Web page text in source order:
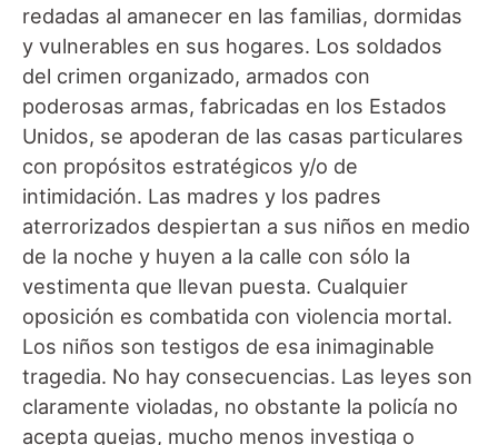
redadas al amanecer en las familias, dormidas
y vulnerables en sus hogares. Los soldados
del crimen organizado, armados con
poderosas armas, fabricadas en los Estados
Unidos, se apoderan de las casas particulares
con propósitos estratégicos y/o de
intimidación. Las madres y los padres
aterrorizados despiertan a sus niños en medio
de la noche y huyen a la calle con sólo la
vestimenta que llevan puesta. Cualquier
oposición es combatida con violencia mortal.
Los niños son testigos de esa inimaginable
tragedia. No hay consecuencias. Las leyes son
claramente violadas, no obstante la policía no
acepta quejas, mucho menos investiga o